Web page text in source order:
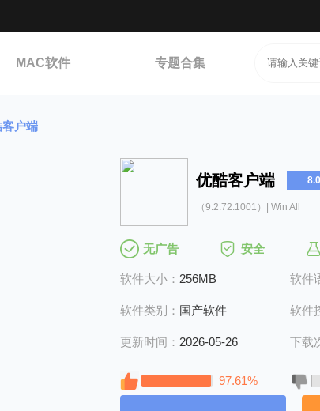
MAC软件 专题合集
客户端
优酷客户端
（9.2.72.1001）| Win All
无广告 安全
软件大小： 256MB 软件
软件类别： 国产软件 软件
更新时间： 2026-05-26 下载
97.61%